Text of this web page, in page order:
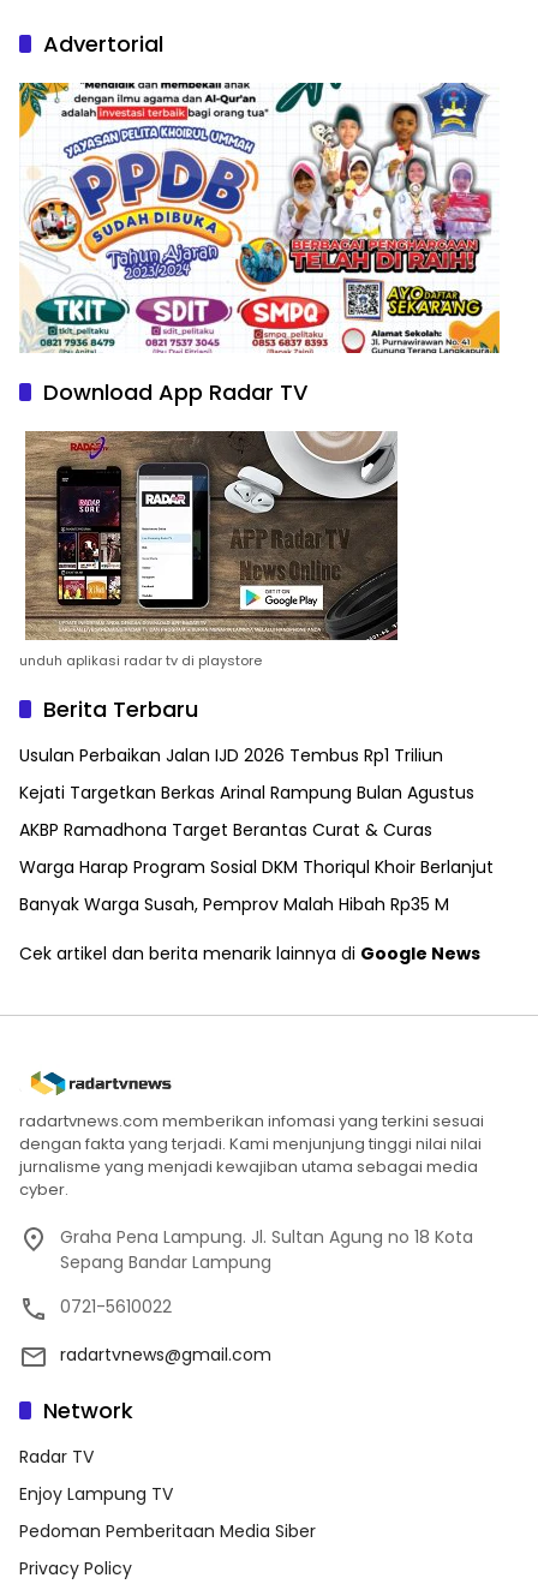
Advertorial
Download App Radar TV
unduh aplikasi radar tv di playstore
Berita Terbaru
Usulan Perbaikan Jalan IJD 2026 Tembus Rp1 Triliun
Kejati Targetkan Berkas Arinal Rampung Bulan Agustus
AKBP Ramadhona Target Berantas Curat & Curas
Warga Harap Program Sosial DKM Thoriqul Khoir Berlanjut
Banyak Warga Susah, Pemprov Malah Hibah Rp35 M
Cek artikel dan berita menarik lainnya di Google News
radartvnews.com memberikan infomasi yang terkini sesuai
dengan fakta yang terjadi. Kami menjunjung tinggi nilai nilai
jurnalisme yang menjadi kewajiban utama sebagai media
cyber.
Graha Pena Lampung. Jl. Sultan Agung no 18 Kota
Sepang Bandar Lampung
0721-5610022
radartvnews@gmail.com
Network
Radar TV
Enjoy Lampung TV
Pedoman Pemberitaan Media Siber
Privacy Policy